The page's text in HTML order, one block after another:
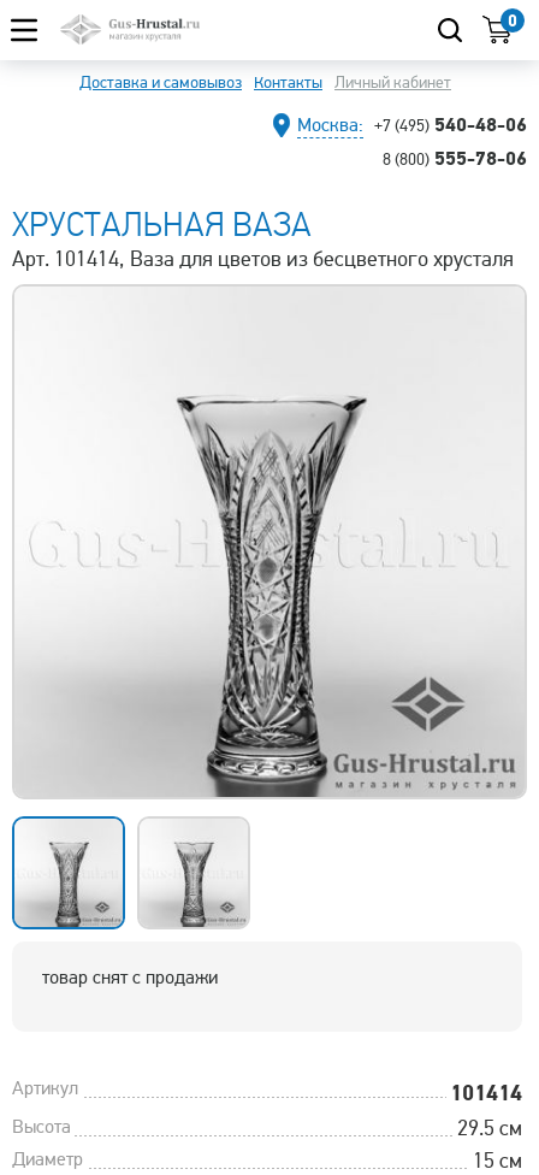
0
Доставка и самовывоз Контакты Личный кабинет
Москва: +7 (495) 540-48-06
8 (800) 555-78-06
ХРУСТАЛЬНАЯ ВАЗА
Арт. 101414, Ваза для цветов из бесцветного хрусталя
товар снят с продажи
Артикул 101414
Высота 29.5 см
Диаметр 15 см